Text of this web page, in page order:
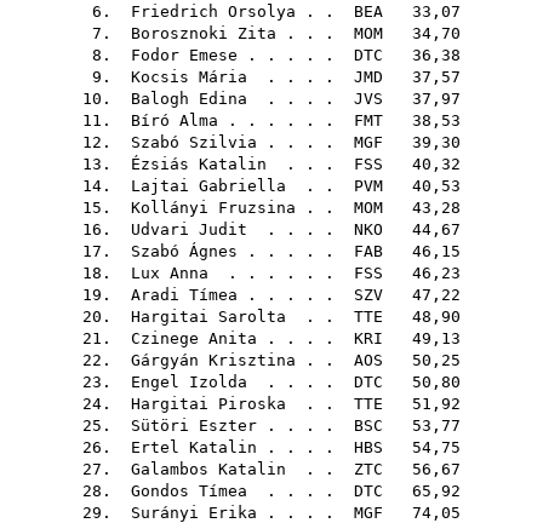
6. Friedrich Orsolya . . BEA 33,07
7. Borosznoki Zita . . . MOM 34,70
8. Fodor Emese . . . . . DTC 36,38
9. Kocsis Mária . . . . JMD 37,57
10. Balogh Edina . . . . JVS 37,97
11. Bíró Alma . . . . . . FMT 38,53
12. Szabó Szilvia . . . . MGF 39,30
13. Ézsiás Katalin . . . FSS 40,32
14. Lajtai Gabriella . . PVM 40,53
15. Kollányi Fruzsina . . MOM 43,28
16. Udvari Judit . . . . NKO 44,67
17. Szabó Ágnes . . . . . FAB 46,15
18. Lux Anna . . . . . . FSS 46,23
19. Aradi Tímea . . . . . SZV 47,22
20. Hargitai Sarolta . . TTE 48,90
21. Czinege Anita . . . . KRI 49,13
22. Gárgyán Krisztina . . AOS 50,25
23. Engel Izolda . . . . DTC 50,80
24. Hargitai Piroska . . TTE 51,92
25. Sütöri Eszter . . . . BSC 53,77
26. Ertel Katalin . . . . HBS 54,75
27. Galambos Katalin . . ZTC 56,67
28. Gondos Tímea . . . . DTC 65,92
29. Surányi Erika . . . . MGF 74,05